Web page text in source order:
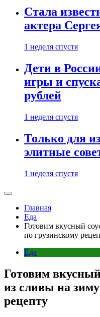
Стала
актера
1 неделя спустя
Дети в
игры и
рублей
1 неделя спустя
Только для
элитные
1 неделя спустя
Главная
Еда
Готовим вкусный
по грузинскому
Еда
Готовим
из сливы на
рецепту